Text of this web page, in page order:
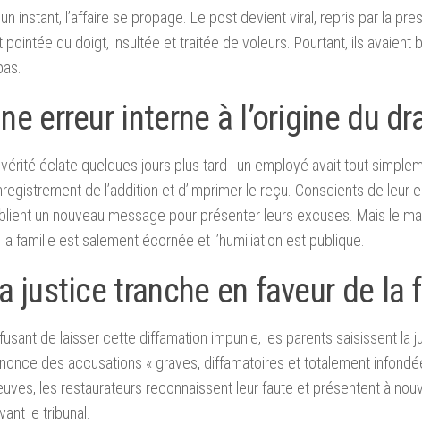
un instant, l’affaire se propage. Le post devient viral, repris par la
pointée du doigt, insultée et traitée de voleurs. Pourtant, ils avaient
erreur interne à l’origine du
éclate quelques jours plus tard : un employé avait tout
de l’addition et d’imprimer le reçu. Conscients de leur
un nouveau message pour présenter leurs excuses. Mais le
famille est salement écornée et l’humiliation est publique.
justice tranche en faveur de la
de laisser cette diffamation impunie, les parents saisissent la
des accusations « graves, diffamatoires et totalement
les restaurateurs reconnaissent leur faute et présentent à
le tribunal.